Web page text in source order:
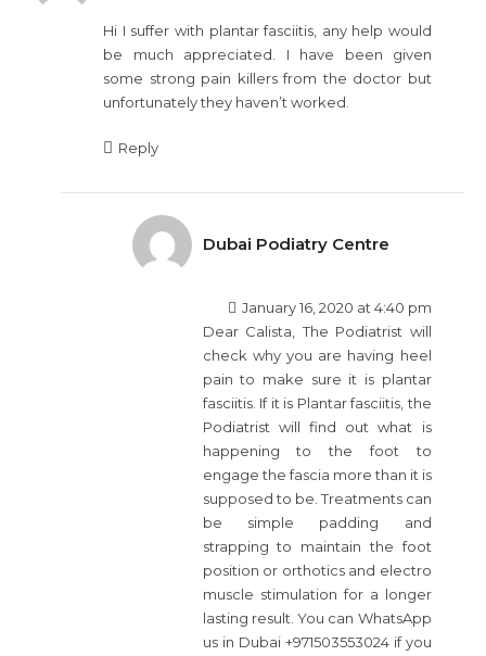
Hi I suffer with plantar fasciitis, any help would
be much appreciated. I have been given
some strong pain killers from the doctor but
unfortunately they haven’t worked.
Reply
Dubai Podiatry Centre
January 16, 2020 at 4:40 pm
Dear Calista, The Podiatrist will
check why you are having heel
pain to make sure it is plantar
fasciitis. If it is Plantar fasciitis, the
Podiatrist will find out what is
happening to the foot to
engage the fascia more than it is
supposed to be. Treatments can
be simple padding and
strapping to maintain the foot
position or orthotics and electro
muscle stimulation for a longer
lasting result. You can WhatsApp
us in Dubai +971503553024 if you